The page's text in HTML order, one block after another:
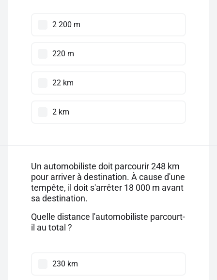
2 200 m
220 m
22 km
2 km
Un automobiliste doit parcourir 248 km
pour arriver à destination. À cause d'une
tempête, il doit s'arrêter 18 000 m avant
sa destination.
Quelle distance l'automobiliste parcourt-
il au total ?
230 km